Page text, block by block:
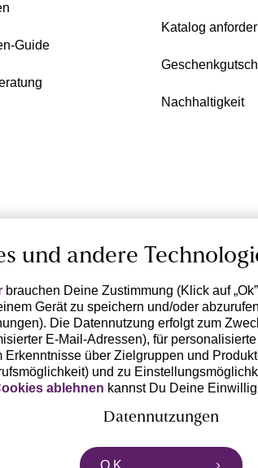
Guide
Katalog
Nachhaltigkeit
und andere
brauchen Deine Zustimmung (Klick auf
Gerät zu speichern und/oder
Die Datennutzung erfolgt zum
E-Mail-Adressen), für
Erkenntnisse über Zielgruppen und
und zu
ablehnen kannst Du Deine
Datennutzungen
zusammen, die von deinem Endgerät